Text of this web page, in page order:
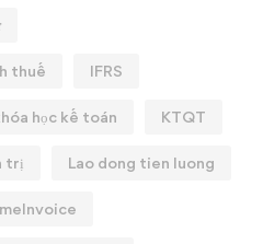
thuế IFRS
học kế toán KTQT
trị Lao dong tien luong